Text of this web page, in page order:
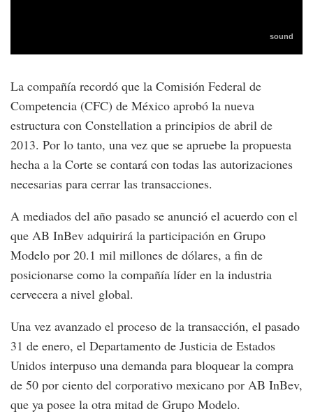
La compañía recordó que la Comisión Federal de
Competencia (CFC) de México aprobó la nueva
estructura con Constellation a principios de abril de
2013. Por lo tanto, una vez que se apruebe la propuesta
hecha a la Corte se contará con todas las autorizaciones
necesarias para cerrar las transacciones.
A mediados del año pasado se anunció el acuerdo con el
que AB InBev adquirirá la participación en Grupo
Modelo por 20.1 mil millones de dólares, a fin de
posicionarse como la compañía líder en la industria
cervecera a nivel global.
Una vez avanzado el proceso de la transacción, el pasado
31 de enero, el Departamento de Justicia de Estados
Unidos interpuso una demanda para bloquear la compra
de 50 por ciento del corporativo mexicano por AB InBev,
que ya posee la otra mitad de Grupo Modelo.